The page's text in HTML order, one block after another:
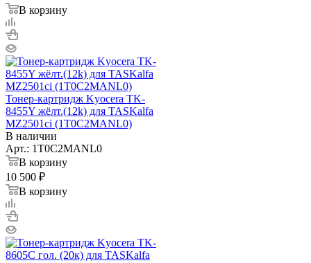
В корзину
Тонер-картридж Kyocera TK-
8455Y жёлт.(12k) для TASKalfa
MZ2501ci (1T0C2MANL0)
В наличии
Арт.: 1T0C2MANL0
В корзину
10 500 ₽
В корзину